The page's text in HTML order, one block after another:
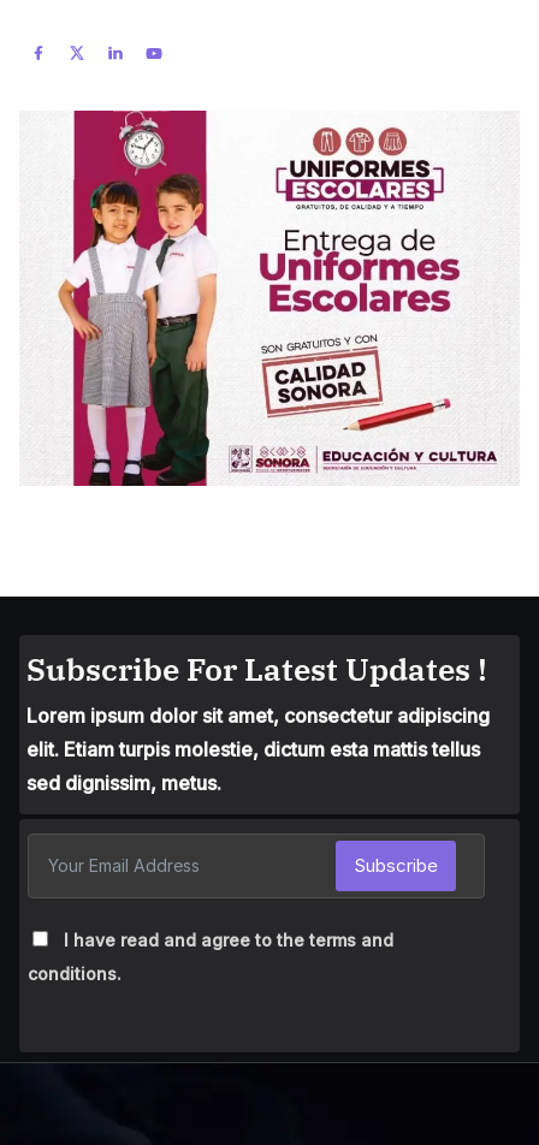
Subscribe For Latest Updates !
Lorem ipsum dolor sit amet, consectetur adipiscing
elit. Etiam turpis molestie, dictum esta mattis tellus
sed dignissim, metus.
I have read and agree to the terms and
conditions.
Subscribe